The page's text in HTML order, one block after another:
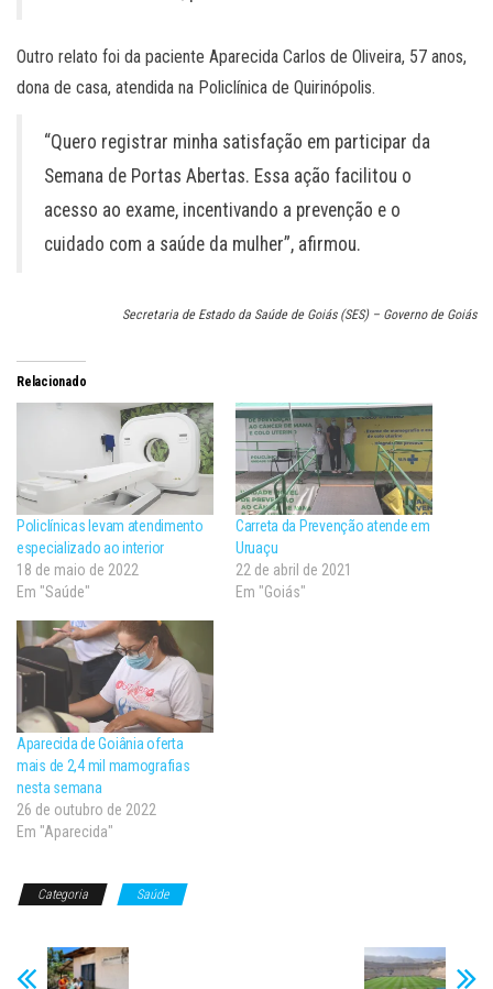
Outro relato foi da paciente Aparecida Carlos de Oliveira, 57 anos,
dona de casa, atendida na Policlínica de Quirinópolis.
“Quero registrar minha satisfação em participar da
Semana de Portas Abertas. Essa ação facilitou o
acesso ao exame, incentivando a prevenção e o
cuidado com a saúde da mulher”, afirmou.
Secretaria de Estado da Saúde de Goiás (SES) – Governo de Goiás
Relacionado
Policlínicas levam atendimento
especializado ao interior
18 de maio de 2022
Em "Saúde"
Carreta da Prevenção atende em
Uruaçu
22 de abril de 2021
Em "Goiás"
Aparecida de Goiânia oferta
mais de 2,4 mil mamografias
nesta semana
26 de outubro de 2022
Em "Aparecida"
Categoria Saúde